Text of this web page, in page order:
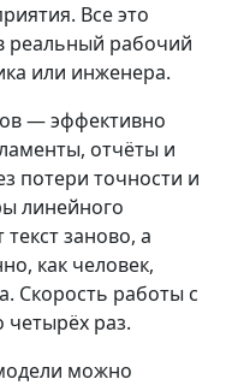
Все это
реальный рабочий
или инженера.
— эффективно
отчёты и
потери точности и
линейного
заново, а
как человек,
Скорость работы с
раз.
можно